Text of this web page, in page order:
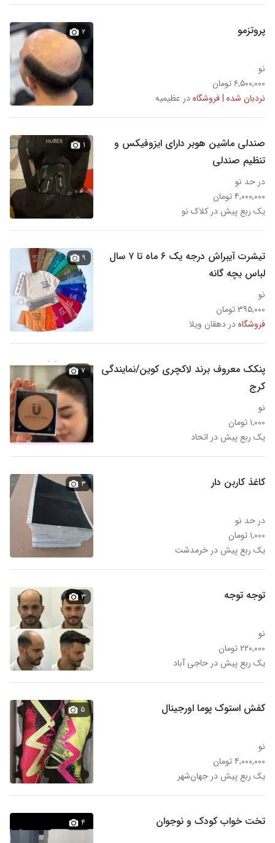
پروتزمو
نو
۶,۵۰۰,۰۰۰ تومان
نردبان شده | فروشگاهدر عظیمیه
۲
صندلی ماشین هوبر دارای ایزوفیکس و
تنظیم صندلی
در حد نو
۴,۰۰۰,۰۰۰ تومان
یک ربع پیش در کلاک نو
۱
تیشرت آیبراش درجه یک ۶ ماه تا ۷ سال
لباس بچه گانه
نو
۳۹۵,۰۰۰ تومان
فروشگاهدر دهقان ویلا
۹
پنکک معروف برند لاکچری کوین/نمایندگی
کرج
نو
۱,۰۰۰ تومان
یک ربع پیش در اتحاد
۷
کاغذ کاربن دار
در حد نو
۱,۰۰۰ تومان
یک ربع پیش در خرمدشت
۳
توجه توجه
نو
۲۲۰,۰۰۰ تومان
یک ربع پیش در حاجی آباد
۳
کفش استوک پوما اورجینال
نو
۴,۰۰۰,۰۰۰ تومان
یک ربع پیش در جهان‌شهر
۵
تخت خواب کودک و نوجوان ۴